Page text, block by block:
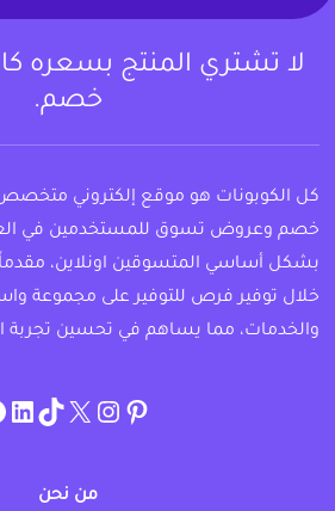
لا تشتري المنتج بسعره
خصم.
كل الكوبونات هو موقع إلكتروني
خصم وعروض تسوق للمستخدمين في
بشكل أساسي المتسوقين اونلاين،
خلال توفير فرص للتوفير على مجموعة
والخدمات، مما يساهم في تحسين تجربة
pinterest
twitter
من نحن